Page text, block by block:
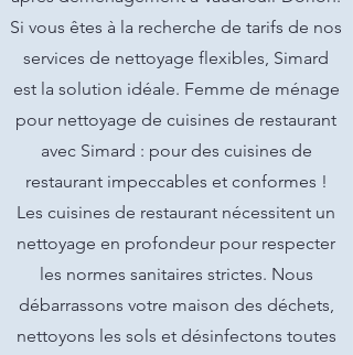
Si vous êtes à la recherche de tarifs de nos
services de nettoyage flexibles, Simard
est la solution idéale. Femme de ménage
pour nettoyage de cuisines de restaurant
avec Simard : pour des cuisines de
restaurant impeccables et conformes !
Les cuisines de restaurant nécessitent un
nettoyage en profondeur pour respecter
les normes sanitaires strictes. Nous
débarrassons votre maison des déchets,
nettoyons les sols et désinfectons toutes